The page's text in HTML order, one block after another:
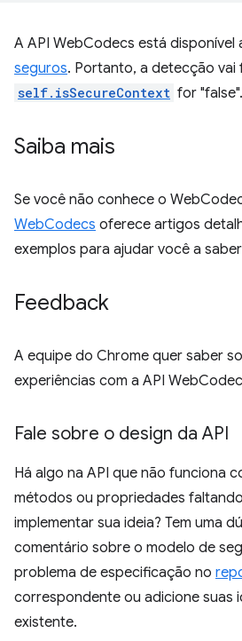
A API WebCodecs está disponível
seguros. Portanto, a detecção vai
self.isSecureContext for "false".
Saiba mais
Se você não conhece o
WebCodecs oferece artigos
exemplos para ajudar você a
Feedback
A equipe do Chrome quer saber
experiências com a API
Fale sobre o design da API
Há algo na API que não funciona
métodos ou propriedades
implementar sua ideia? Tem uma
comentário sobre o modelo de
problema de especificação no
correspondente ou adicione suas
existente.